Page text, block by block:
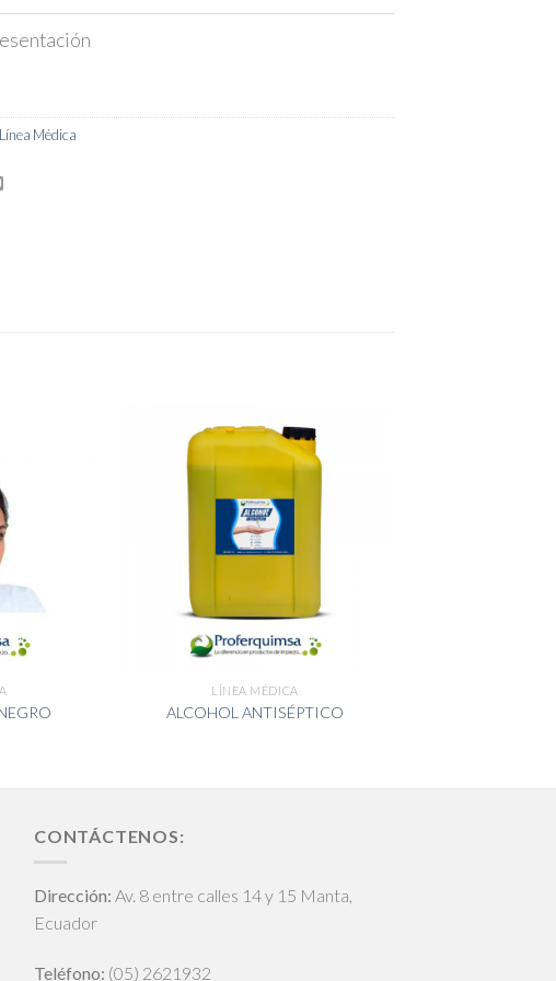
Línea Médica
LÍNEA MÉDICA
ALCOHOL ANTISÉPTICO
CONTÁCTENOS:
Dirección: Av. 8 entre calles 14 y 15 Manta,
Ecuador
Teléfono: (05) 2621932